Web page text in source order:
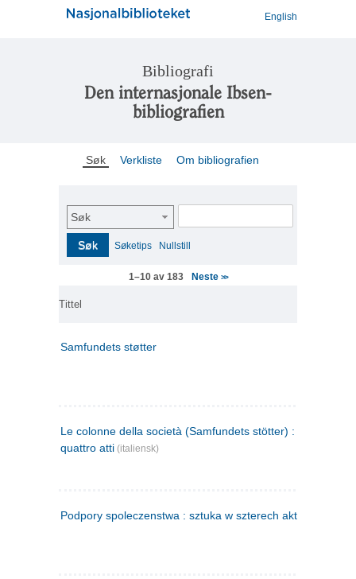
English
Bibliografi
Den internasjonale Ibsen-
bibliografien
Søk Verkliste Om bibliografien
Søk
Søk Søketips Nullstill
1–10 av 183 Neste >>
Tittel
Samfundets støtter
Le colonne della società (Samfundets stötter) : commedia
quattro atti (italiensk)
Podpory spoleczenstwa : sztuka w szterech aktach